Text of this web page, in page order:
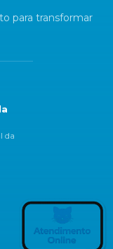
para transformar
da